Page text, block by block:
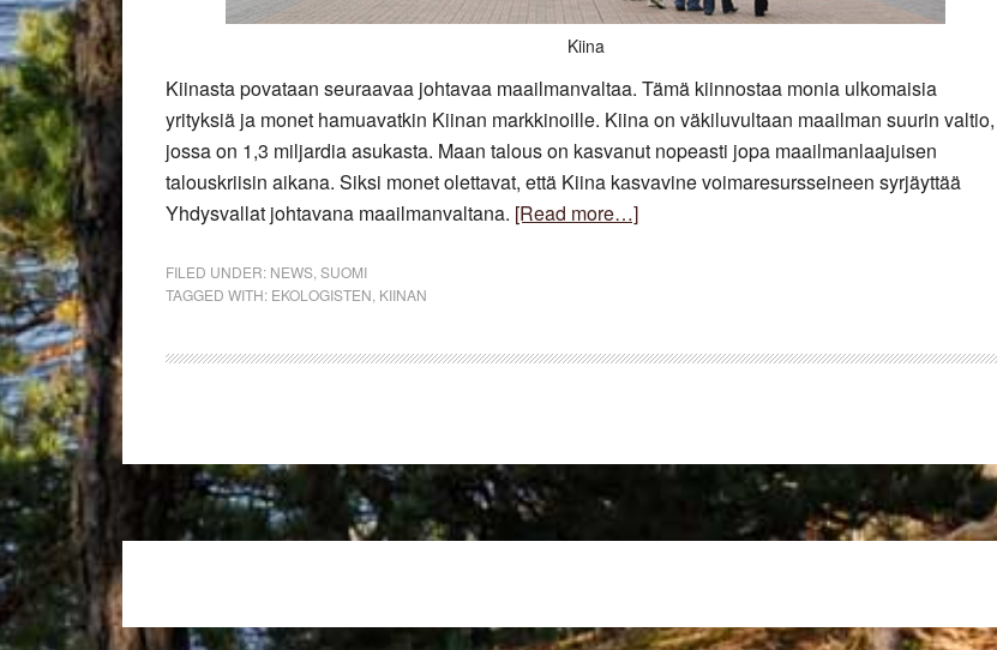
Kiina
Kiinasta povataan seuraavaa johtavaa maailmanvaltaa. Tämä kiinnostaa monia ulkomaisia
yrityksiä ja monet hamuavatkin Kiinan markkinoille. Kiina on väkiluvultaan maailman suurin valtio,
jossa on 1,3 miljardia asukasta. Maan talous on kasvanut nopeasti jopa maailmanlaajuisen
talouskriisin aikana. Siksi monet olettavat, että Kiina kasvavine voimaresursseineen syrjäyttää
Yhdysvallat johtavana maailmanvaltana. [Read more…]about
FILED UNDER: NEWS SUOMI
TAGGED WITH: EKOLOGISTEN KIINAN